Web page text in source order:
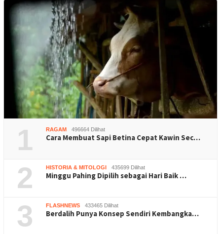
1 RAGAM 496664 Dilihat
Cara Membuat Sapi Betina Cepat Kawin Sec…
2 HISTORIA & MITOLOGI 435699 Dilihat
Minggu Pahing Dipilih sebagai Hari Baik …
3 FLASHNEWS 433465 Dilihat
Berdalih Punya Konsep Sendiri Kembangka…